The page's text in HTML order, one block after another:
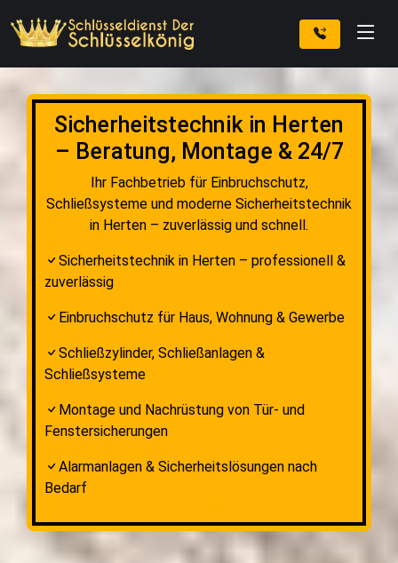
Sicherheitstechnik in Herten
– Beratung, Montage & 24/7
Ihr Fachbetrieb für Einbruchschutz,
Schließsysteme und moderne Sicherheitstechnik
in Herten – zuverlässig und schnell.
Sicherheitstechnik in Herten – professionell &
zuverlässig
Einbruchschutz für Haus, Wohnung & Gewerbe
Schließzylinder, Schließanlagen &
Schließsysteme
Montage und Nachrüstung von Tür- und
Fenstersicherungen
Alarmanlagen & Sicherheitslösungen nach
Bedarf